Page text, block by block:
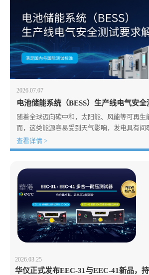
2026.07.07
电池储能系统（BESS）生产线电气安
随着全球迈向碳中和，太阳能、风能等可再生
而，这类能源容易受到天气影响，发电具有间
查看详情 >
2026.03.25
华仪正式发布EEC-31与EEC-41新品，